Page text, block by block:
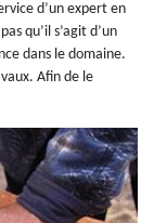
d’un expert en
qu’il s’agit d’un
dans le domaine.
Afin de le